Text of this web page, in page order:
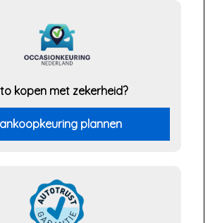
kopen met zekerheid?
plannen